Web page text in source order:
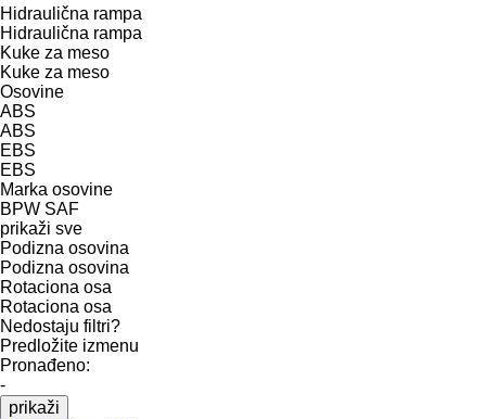
Hidraulična rampa
Hidraulična rampa
Kuke za meso
Kuke za meso
Osovine
ABS
ABS
EBS
EBS
Marka osovine
BPW SAF
prikaži sve
Podizna osovina
Podizna osovina
Rotaciona osa
Rotaciona osa
Nedostaju filtri?
Predložite izmenu
Pronađeno:
-
prikaži